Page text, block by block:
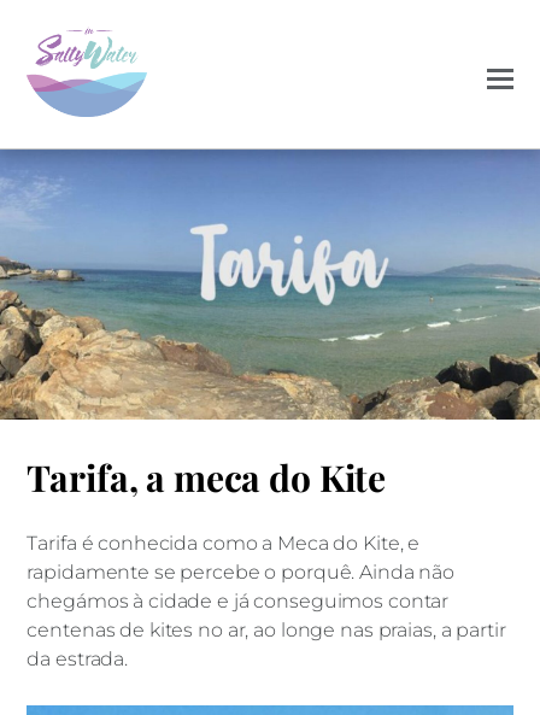
KITETRIP
VIAGEM KITESURF
VIAGENS
Tarifa, és tão bonita!
Tarifa, a meca do Kite
Tarifa é conhecida como a Meca do Kite, e
rapidamente se percebe o porquê. Ainda não
chegámos à cidade e já conseguimos contar
centenas de kites no ar, ao longe nas praias, a partir
da estrada.